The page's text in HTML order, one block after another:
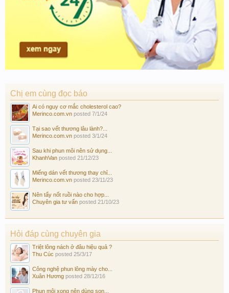
Chị em cùng đọc báo
Ai có nguy cơ mắc cholesterol cao?
Merinco.com.vn posted 7/1/24
Tại sao vết thương lâu lành?...
Merinco.com.vn posted 3/1/24
Sau khi phun môi nên sử dụng...
KhanhVan posted 21/12/23
Miếng dán vết thương thay chỉ...
Merinco.com.vn posted 23/11/23
Nên tẩy nốt ruồi nào cho hợp...
Chuyên gia tư vấn posted 21/10/23
Hỏi đáp cùng chuyên gia
Triệt lông nách ở đâu hiệu quả ?
Thu Cúc posted 25/3/17
Công nghệ phun lông mày cho...
Xuân Hương posted 28/12/16
Phun môi xong nên dùng son...